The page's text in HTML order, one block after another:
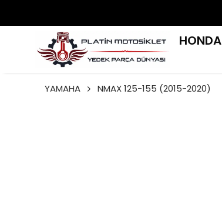
HONDA
YAMAHA NMAX 125-155 (2015-2020)